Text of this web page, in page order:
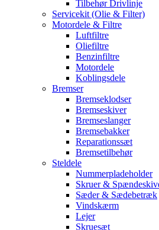
Tilbehør Drivlinje
Servicekit (Olie & Filter)
Motordele & Filtre
Luftfiltre
Oliefiltre
Benzinfiltre
Motordele
Koblingsdele
Bremser
Bremseklodser
Bremseskiver
Bremseslanger
Bremsebakker
Reparationssæt
Bremsetilbehør
Steldele
Nummerpladeholder
Skruer &
Sæder & Sædebetræk
Vindskærm
Lejer
Skruesæt